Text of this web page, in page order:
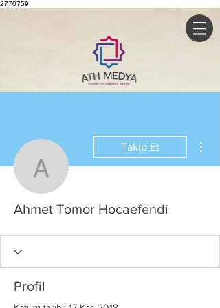
2770759
Ahmet Tomor
Takip Et
Ahmet Tomor Hocaefendi
Profil